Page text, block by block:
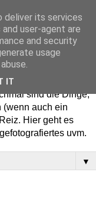
Einfach und schön -
sind die Dinge,
(wenn auch ein
Hier geht es
uvm.
▼
deliver its services
user-agent are
and security
usage
IT